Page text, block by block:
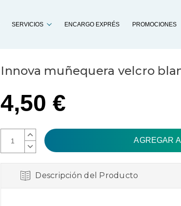
SERVICIOS ENCARGO EXPRÉS PROMOCIONES
Innova muñequera velcro
4,50 €
AUMENTAR
CANTIDAD:
DISMINUIR
CANTIDAD:
Descripción del Producto